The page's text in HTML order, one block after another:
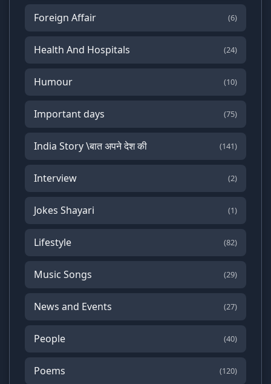
Foreign Affair (6)
Health And Hospitals (24)
Humour (10)
Important days (75)
India Story \बात अपने देश की (141)
Interview (2)
Jokes Shayari (1)
Lifestyle (82)
Music Songs (29)
News and Events (27)
People (40)
Poems (120)